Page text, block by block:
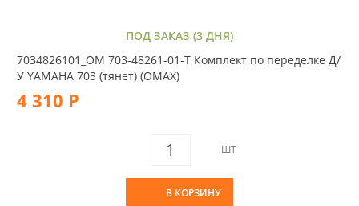
ПОД ЗАКАЗ (3 ДНЯ)
7034826101_OM 703-48261-01-T Комплект по переделке Д/
У YAMAHA 703 (тянет) (OMAX)
4 310 Р
ШТ
В КОРЗИНУ